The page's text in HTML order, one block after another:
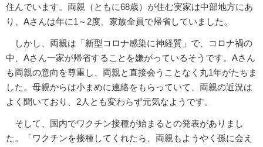
住んでいます。両親（ともに68歳）が住む実家は中部地方にあ
り、Aさんは年に1～2度、家族全員で帰省していました。
しかし、両親は「新型コロナ感染に神経質」で、コロナ禍の
中、Aさん一家が帰省することを嫌がっているそうです。Aさん
も両親の意向を尊重し、両親と直接会うことなく丸1年がたちま
した。母親からは小まめに連絡をもらっていて、両親の近況は
よく聞いており、2人とも変わらず元気なようです。
そして、国内でワクチン接種が始まるとの発表がありまし
た。「ワクチンを接種してくれたら、両親もようやく孫に会え